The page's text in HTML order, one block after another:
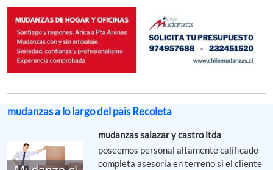
mudanzas a lo largo del pais Recoleta
mudanzas salazar y castro ltda
poseemos personal altamente calificado
completa asesoria en terreno si el cliente